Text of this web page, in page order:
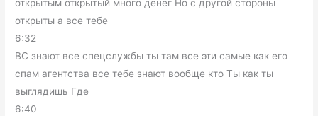
открытым открытый много денег Но с другой стороны
открыты а все тебе
6:32
ВС знают все спецслужбы ты там все эти самые как его
спам агентства все тебе знают вообще кто Ты как ты
выглядишь Где
6:40